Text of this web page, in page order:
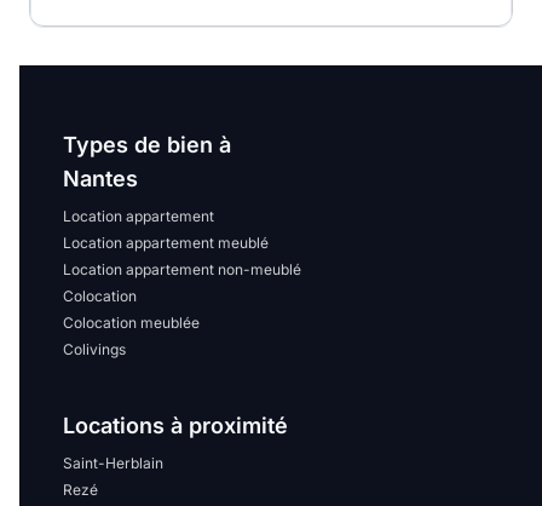
Types de bien à
Nantes
Location appartement
Location appartement meublé
Location appartement non-meublé
Colocation
Colocation meublée
Colivings
Locations à proximité
Saint-Herblain
Rezé